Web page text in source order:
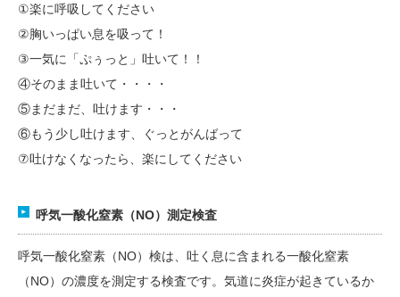
①楽に呼吸してください
②胸いっぱい息を吸って！
③一気に「ぷぅっと」吐いて！！
④そのまま吐いて・・・・
⑤まだまだ、吐けます・・・
⑥もう少し吐けます、ぐっとがんばって
⑦吐けなくなったら、楽にしてください
呼気一酸化窒素（NO）測定検査
呼気一酸化窒素（NO）検は、吐く息に含まれる一酸化窒素
（NO）の濃度を測定する検査です。気道に炎症が起きているか